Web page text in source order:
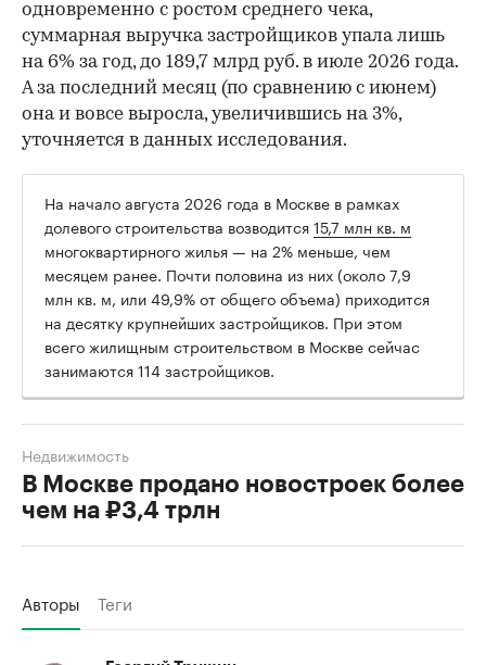
одновременно с ростом среднего чека,
суммарная выручка застройщиков упала лишь
на 6% за год, до 189,7 млрд руб. в июле 2026 года.
А за последний месяц (по сравнению с июнем)
она и вовсе выросла, увеличившись на 3%,
уточняется в данных исследования.
На начало августа 2026 года в Москве в рамках
долевого строительства возводится15,7 млн кв. м
многоквартирного жилья — на 2% меньше, чем
месяцем ранее. Почти половина из них (около 7,9
млн кв. м, или 49,9% от общего объема) приходится
на десятку крупнейших застройщиков. При этом
всего жилищным строительством в Москве сейчас
занимаются 114 застройщиков.
В Москве продано новостроек более
чем на ₽3,4 трлн
Недвижимость
Авторы Теги